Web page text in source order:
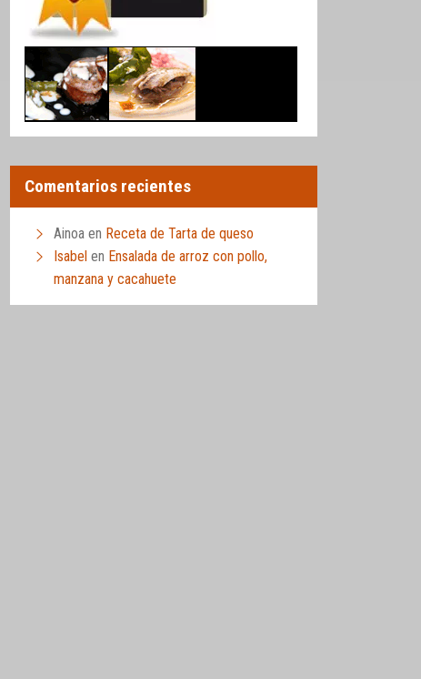
Comentarios recientes
Ainoa en Receta de Tarta de queso
Isabel en Ensalada de arroz con pollo,
manzana y cacahuete